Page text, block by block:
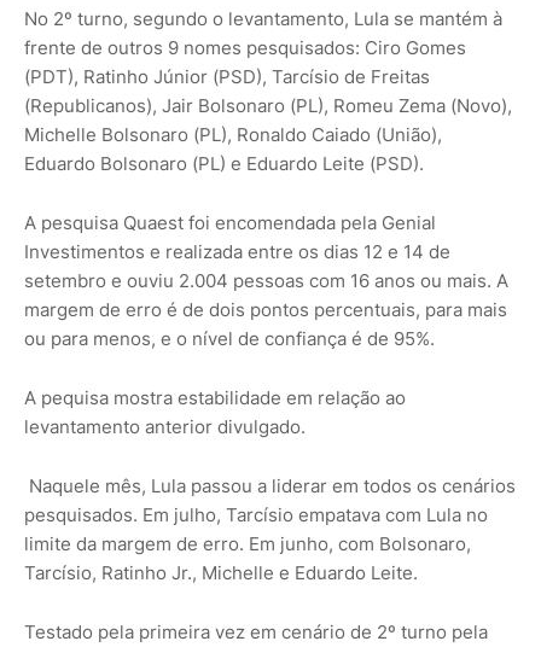
No 2º turno, segundo o levantamento, Lula se mantém à
frente de outros 9 nomes pesquisados: Ciro Gomes
(PDT), Ratinho Júnior (PSD), Tarcísio de Freitas
(Republicanos), Jair Bolsonaro (PL), Romeu Zema (Novo),
Michelle Bolsonaro (PL), Ronaldo Caiado (União),
Eduardo Bolsonaro (PL) e Eduardo Leite (PSD).
A pesquisa Quaest foi encomendada pela Genial
Investimentos e realizada entre os dias 12 e 14 de
setembro e ouviu 2.004 pessoas com 16 anos ou mais. A
margem de erro é de dois pontos percentuais, para mais
ou para menos, e o nível de confiança é de 95%.
A pequisa mostra estabilidade em relação ao
levantamento anterior divulgado.
Naquele mês, Lula passou a liderar em todos os cenários
pesquisados. Em julho, Tarcísio empatava com Lula no
limite da margem de erro. Em junho, com Bolsonaro,
Tarcísio, Ratinho Jr., Michelle e Eduardo Leite.
Testado pela primeira vez em cenário de 2º turno pela